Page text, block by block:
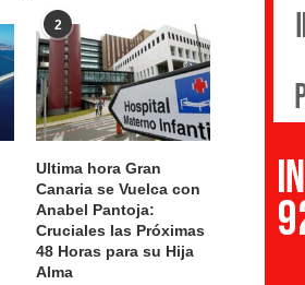
2
Ultima hora Gran
Canaria se Vuelca con
Anabel Pantoja:
Cruciales las Próximas
48 Horas para su Hija
Alma